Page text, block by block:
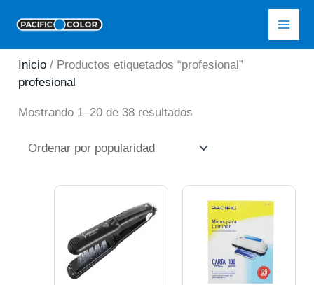
contenido
Inicio / Productos etiquetados “profesional”
profesional
Mostrando 1–20 de 38 resultados
popularidad